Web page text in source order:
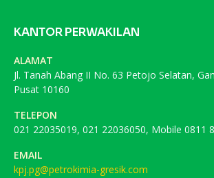
KANTOR PERWAKILAN
ALAMAT
Jl. Tanah Abang II No. 63 Petojo Selatan,
Pusat 10160
TELEPON
021 22035019, 021 22036050, Mobile 0811
EMAIL
kpj.pg@petrokimia-gresik.com